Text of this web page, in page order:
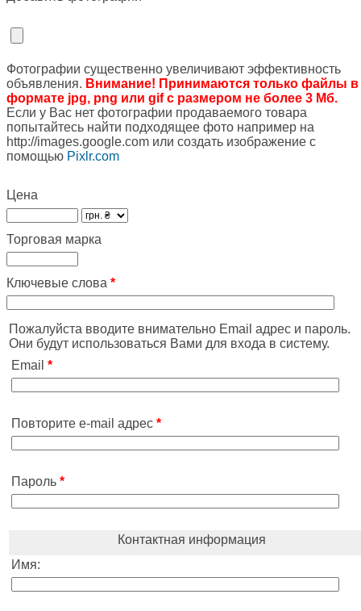
Фотографии существенно увеличивают эффективность
объявления. Внимание! Принимаются только файлы в
формате jpg, png или gif с размером не более 3 Мб.
Если у Вас нет фотографии продаваемого товара
попытайтесь найти подходящее фото например на
http://images.google.com или создать изображение с
помощью Pixlr.com
Цена
Торговая марка
Ключевые слова *
Пожалуйста вводите внимательно Email адрес и пароль.
Они будут использоваться Вами для входа в систему.
Email *
Повторите e-mail адрес *
Пароль *
Контактная информация
Имя: